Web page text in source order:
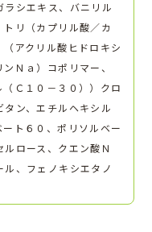
シエキス、バニリル
リ（カプリル酸／カ
アクリル酸ヒドロキシ
Ｎａ）コポリマー、
（Ｃ１０－３０））クロ
ン、エチルヘキシル
ト６０、ポリソルベー
ロース、クエン酸Ｎ
、フェノキシエタノ